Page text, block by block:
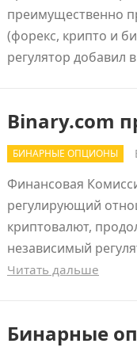
преимущественно
(форекс, крипто и
регулятор добавил
Binary.com
БИНАРНЫЕ ОПЦИОНЫ
Финансовая
регулирующий
криптовалют,
независимый
Читать дальше
Бинарные